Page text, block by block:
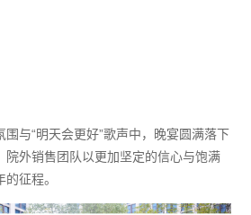
围与“明天会更好”歌声中，晚宴圆满落下
院外销售团队以更加坚定的信心与饱满
征程。